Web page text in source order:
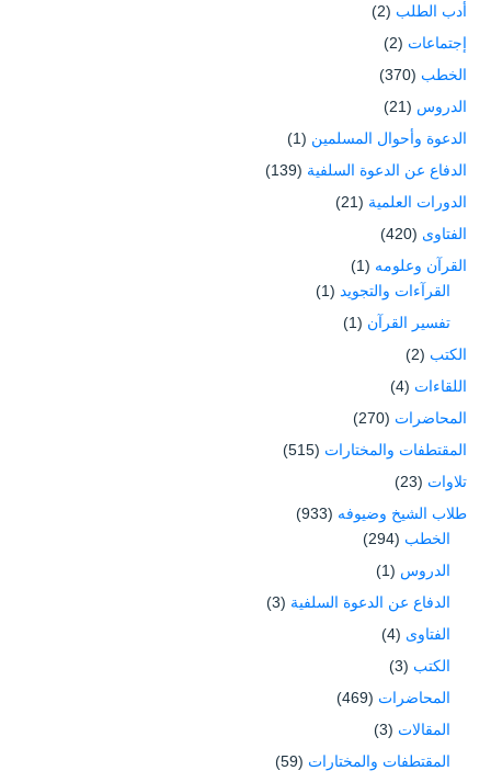
أدب الطلب (2)
إجتماعات (2)
الخطب (370)
الدروس (21)
الدعوة وأحوال المسلمين (1)
الدفاع عن الدعوة السلفية (139)
الدورات العلمية (21)
الفتاوى (420)
القرآن وعلومه (1)
القرآءات والتجويد (1)
تفسير القرآن (1)
الكتب (2)
اللقاءات (4)
المحاضرات (270)
المقتطفات والمختارات (515)
تلاوات (23)
طلاب الشيخ وضيوفه (933)
الخطب (294)
الدروس (1)
الدفاع عن الدعوة السلفية (3)
الفتاوى (4)
الكتب (3)
المحاضرات (469)
المقالات (3)
المقتطفات والمختارات (59)